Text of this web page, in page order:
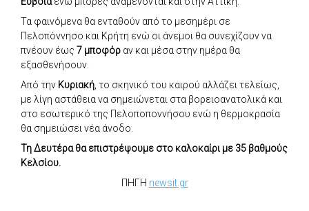
Τα φαινόμενα θα ενταθούν από το μεσημέρι σε
Πελοπόννησο και Κρήτη ενώ οι άνεμοι θα συνεχίζουν να
πνέουν έως 7 μποφόρ αν και μέσα στην ημέρα θα
εξασθενήσουν.
Από την Κυριακή , το σκηνικό του καιρού αλλάζει τελείως,
με λίγη αστάθεια να σημειώνεται στα βορειοανατολικά και
στο εσωτερικό της Πελοποποννήσου ενώ η θερμοκρασία
θα σημειώσει νέα άνοδο.
Τη Δευτέρα θα επιστρέψουμε στο καλοκαίρι με 35 βαθμούς
Κελσίου.
ΠΗΓΗ newsit.gr